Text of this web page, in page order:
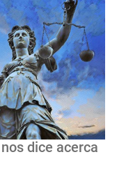
dice acerca